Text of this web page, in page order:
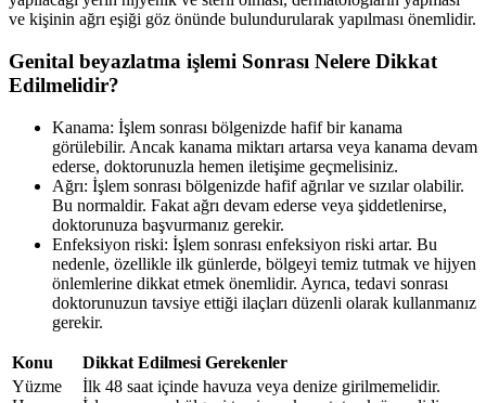
ve kişinin ağrı eşiği göz önünde bulundurularak yapılması önemlidir.
Genital beyazlatma işlemi Sonrası Nelere Dikkat
Edilmelidir?
Kanama: İşlem sonrası bölgenizde hafif bir kanama
görülebilir. Ancak kanama miktarı artarsa veya kanama devam
ederse, doktorunuzla hemen iletişime geçmelisiniz.
Ağrı: İşlem sonrası bölgenizde hafif ağrılar ve sızılar olabilir.
Bu normaldir. Fakat ağrı devam ederse veya şiddetlenirse,
doktorunuza başvurmanız gerekir.
Enfeksiyon riski: İşlem sonrası enfeksiyon riski artar. Bu
nedenle, özellikle ilk günlerde, bölgeyi temiz tutmak ve hijyen
önlemlerine dikkat etmek önemlidir. Ayrıca, tedavi sonrası
doktorunuzun tavsiye ettiği ilaçları düzenli olarak kullanmanız
gerekir.
Konu
Dikkat Edilmesi Gerekenler
Yüzme
İlk 48 saat içinde havuza veya denize girilmemelidir.